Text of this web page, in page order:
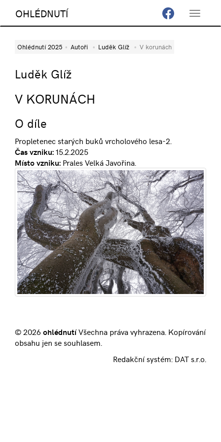
Toggle
OHLÉDNUTÍ
Ohlédnutí 2025 Autoři Luděk Glíž V korunách
Luděk Glíž
V KORUNÁCH
O díle
Propletenec starých buků vrcholového lesa-2.
Čas vzniku:15.2.2025
Místo vzniku: Prales Velká Javořina.
© 2026ohlédnutíVšechna práva vyhrazena. Kopírování
obsahu jen se souhlasem.
Redakční systém: DAT s.r.o.